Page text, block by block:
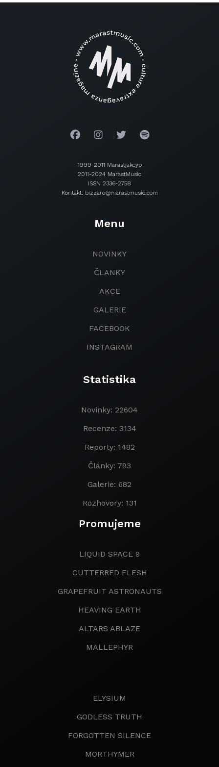
1999-2011 Marastjakcyp
2011-2024 MarastMusic
ISSN 2336-2758
Kontakt: bizzaro@marastmusic.com
Menu
NOVINKY
ČLANKY
AKCE
GALERIE
FACEBOOK
INSTAGRAM
Statistika
Novinky: 22604
Recenze: 3134
Reporty: 1482
Články: 793
Galerie: 682
Rozhovory: 131
Promujeme
LIQUID SPACE 9
CUTTERRED FLESH
GRAPEFRUIT ASTRONAUTS
HEAVING EARTH
ALTARS ABLAZE
MALLEPHYR
ELYSIUM
GODLESS TRUTH
FORGOTTEN SILENCE
MORTHYMER